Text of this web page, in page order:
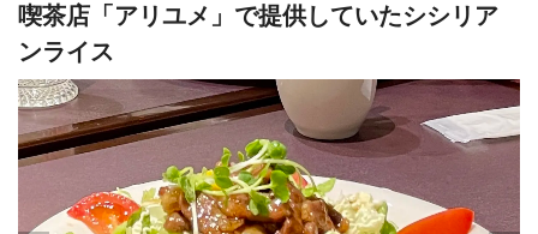
喫茶店「アリユメ」で提供していたシシリア
ンライス